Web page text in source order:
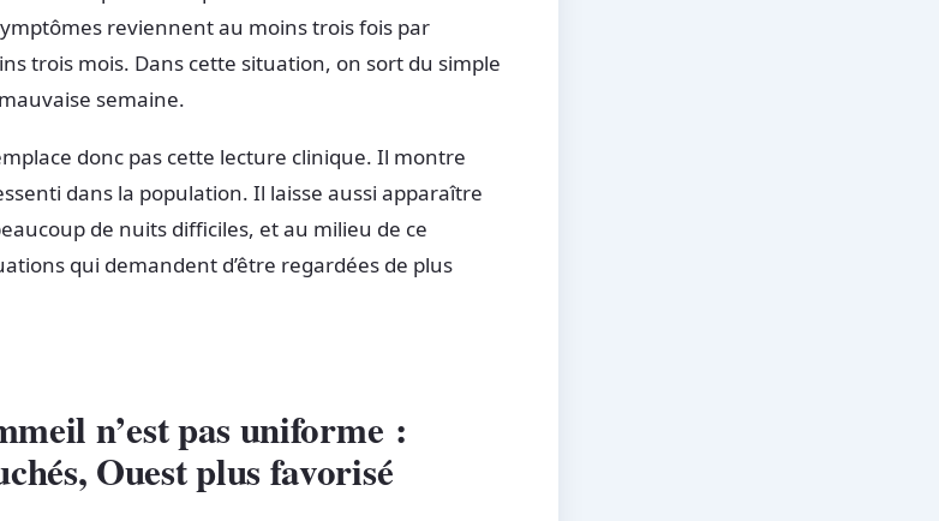
reviennent au moins trois fois par
trois mois. Dans cette situation, on sort du simple
semaine.
donc pas cette lecture clinique. Il montre
dans la population. Il laisse aussi apparaître
de nuits difficiles, et au milieu de ce
qui demandent d’être regardées de plus
n’est pas uniforme :
Ouest plus favorisé